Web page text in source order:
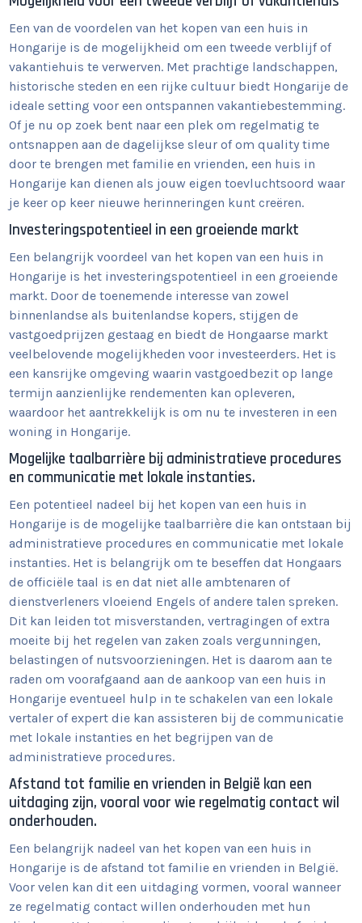
Een van de voordelen van het kopen van een huis in
Hongarije is de mogelijkheid om een tweede verblijf of
vakantiehuis te verwerven. Met prachtige landschappen,
historische steden en een rijke cultuur biedt Hongarije de
ideale setting voor een ontspannen vakantiebestemming.
Of je nu op zoek bent naar een plek om regelmatig te
ontsnappen aan de dagelijkse sleur of om quality time
door te brengen met familie en vrienden, een huis in
Hongarije kan dienen als jouw eigen toevluchtsoord waar
je keer op keer nieuwe herinneringen kunt creëren.
Investeringspotentieel in een groeiende markt
Een belangrijk voordeel van het kopen van een huis in
Hongarije is het investeringspotentieel in een groeiende
markt. Door de toenemende interesse van zowel
binnenlandse als buitenlandse kopers, stijgen de
vastgoedprijzen gestaag en biedt de Hongaarse markt
veelbelovende mogelijkheden voor investeerders. Het is
een kansrijke omgeving waarin vastgoedbezit op lange
termijn aanzienlijke rendementen kan opleveren,
waardoor het aantrekkelijk is om nu te investeren in een
woning in Hongarije.
Mogelijke taalbarrière bij administratieve procedures
en communicatie met lokale instanties.
Een potentieel nadeel bij het kopen van een huis in
Hongarije is de mogelijke taalbarrière die kan ontstaan bij
administratieve procedures en communicatie met lokale
instanties. Het is belangrijk om te beseffen dat Hongaars
de officiële taal is en dat niet alle ambtenaren of
dienstverleners vloeiend Engels of andere talen spreken.
Dit kan leiden tot misverstanden, vertragingen of extra
moeite bij het regelen van zaken zoals vergunningen,
belastingen of nutsvoorzieningen. Het is daarom aan te
raden om voorafgaand aan de aankoop van een huis in
Hongarije eventueel hulp in te schakelen van een lokale
vertaler of expert die kan assisteren bij de communicatie
met lokale instanties en het begrijpen van de
administratieve procedures.
Afstand tot familie en vrienden in België kan een
uitdaging zijn, vooral voor wie regelmatig contact wil
onderhouden.
Een belangrijk nadeel van het kopen van een huis in
Hongarije is de afstand tot familie en vrienden in België.
Voor velen kan dit een uitdaging vormen, vooral wanneer
ze regelmatig contact willen onderhouden met hun